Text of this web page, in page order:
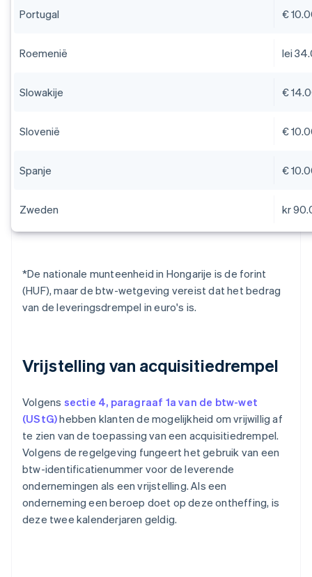
Portugal €
Roemenië lei
Slowakije €
Slovenië €
Spanje €
Zweden kr
*De nationale munteenheid in Hongarije is de forint
(HUF), maar de btw-wetgeving vereist dat het bedrag
van de leveringsdrempel in euro's is.
Vrijstelling van acquisitiedrempel
Volgens sectie 4, paragraaf 1a van de btw-wet
(UStG)hebben klanten de mogelijkheid om vrijwillig af
te zien van de toepassing van een acquisitiedrempel.
Volgens de regelgeving fungeert het gebruik van een
btw-identificatienummer voor de leverende
ondernemingen als een vrijstelling. Als een
onderneming een beroep doet op deze ontheffing, is
deze twee kalenderjaren geldig.